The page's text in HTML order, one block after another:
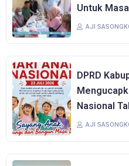
Untuk
AJI
DPRD
Nasional
AJI